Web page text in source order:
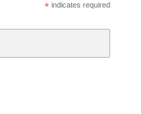
*indicates required